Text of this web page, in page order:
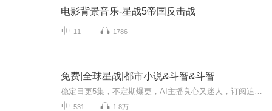
电影背景音乐-星战5帝国反击战
11 1786
免费|全球星战|都市小说&斗智&斗智
531 1.8万